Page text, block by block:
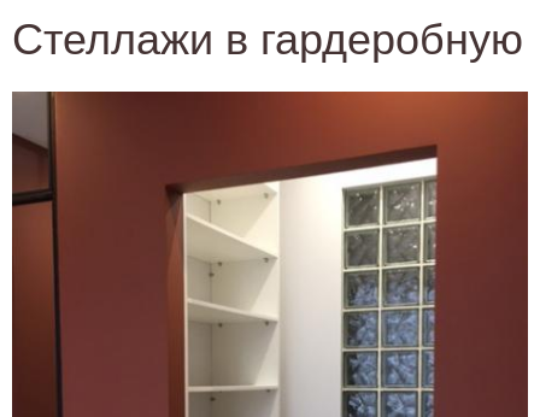
Стеллажи в гардеробную